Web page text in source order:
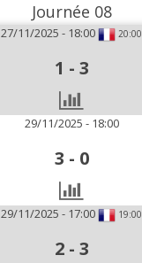
Journée 08
27/11/2025 - 18:00 20:00
1 - 3
29/11/2025 - 18:00
3 - 0
29/11/2025 - 17:00
19:00
2 - 3